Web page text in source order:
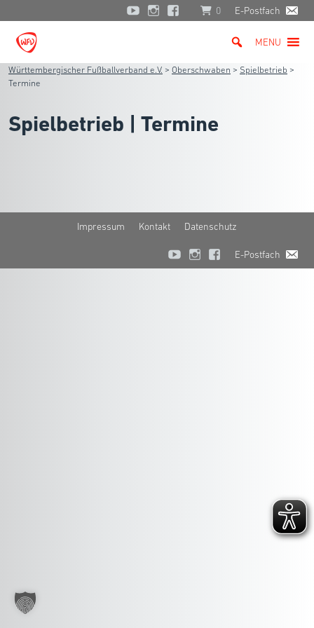
0 E-Postfach
MENU
Württembergischer Fußballverband e.V. > Oberschwaben > Spielbetrieb >
Termine
Spielbetrieb | Termine
Impressum Kontakt Datenschutz
E-Postfach